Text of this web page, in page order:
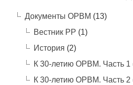
Документы ОРВМ (13)
Вестник РР (1)
История (2)
К 30-летию ОРВМ. Часть 1
К 30-летию ОРВМ. Часть 2